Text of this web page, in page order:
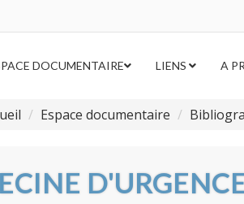
DOCUMENTAIRE LIENS A
Espace documentaire